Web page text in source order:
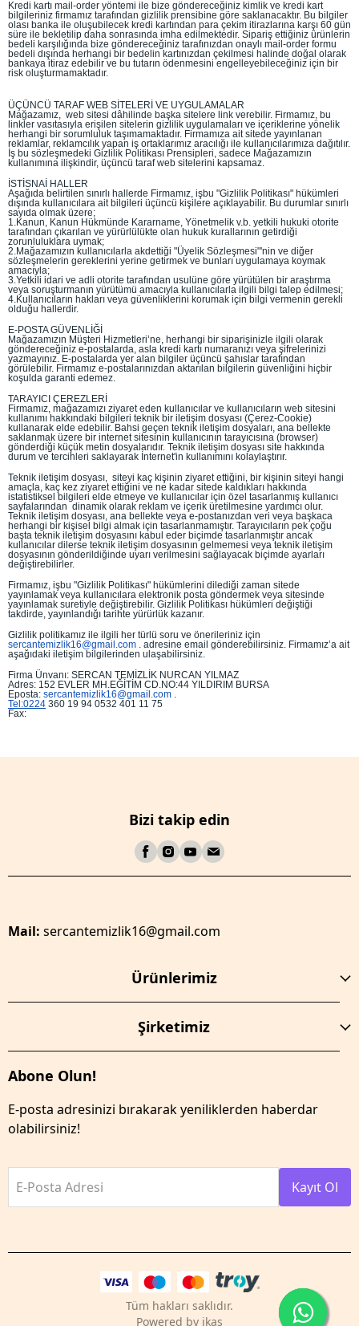
Kredi kartı mail-order yöntemi ile bize göndereceğiniz kimlik ve kredi kart
bilgileriniz firmamız tarafından gizlilik prensibine göre saklanacaktır. Bu bilgiler
olası banka ile oluşubilecek kredi kartından para çekim itirazlarına karşı 60 gün
süre ile bekletilip daha sonrasında imha edilmektedir. Sipariş ettiğiniz ürünlerin
bedeli karşılığında bize göndereceğiniz tarafınızdan onaylı mail-order formu
bedeli dışında herhangi bir bedelin kartınızdan çekilmesi halinde doğal olarak
bankaya itiraz edebilir ve bu tutarın ödenmesini engelleyebileceğiniz için bir
risk oluşturmamaktadır.
ÜÇÜNCÜ TARAF WEB SİTELERİ VE UYGULAMALAR
Mağazamız, web sitesi dâhilinde başka sitelere link verebilir. Firmamız, bu
linkler vasıtasıyla erişilen sitelerin gizlilik uygulamaları ve içeriklerine yönelik
herhangi bir sorumluluk taşımamaktadır. Firmamıza ait sitede yayınlanan
reklamlar, reklamcılık yapan iş ortaklarımız aracılığı ile kullanıcılarımıza dağıtılır.
İş bu sözleşmedeki Gizlilik Politikası Prensipleri, sadece Mağazamızın
kullanımına ilişkindir, üçüncü taraf web sitelerini kapsamaz.
İSTİSNAİ HALLER
Aşağıda belirtilen sınırlı hallerde Firmamız, işbu "Gizlilik Politikası" hükümleri
dışında kullanıcılara ait bilgileri üçüncü kişilere açıklayabilir. Bu durumlar sınırlı
sayıda olmak üzere;
1.Kanun, Kanun Hükmünde Kararname, Yönetmelik v.b. yetkili hukuki otorite
tarafından çıkarılan ve yürürlülükte olan hukuk kurallarının getirdiği
zorunluluklara uymak;
2.Mağazamızın kullanıcılarla akdettiği "Üyelik Sözleşmesi"'nin ve diğer
sözleşmelerin gereklerini yerine getirmek ve bunları uygulamaya koymak
amacıyla;
3.Yetkili idari ve adli otorite tarafından usulüne göre yürütülen bir araştırma
veya soruşturmanın yürütümü amacıyla kullanıcılarla ilgili bilgi talep edilmesi;
4.Kullanıcıların hakları veya güvenliklerini korumak için bilgi vermenin gerekli
olduğu hallerdir.
E-POSTA GÜVENLİĞİ
Mağazamızın Müşteri Hizmetleri’ne, herhangi bir siparişinizle ilgili olarak
göndereceğiniz e-postalarda, asla kredi kartı numaranızı veya şifrelerinizi
yazmayınız. E-postalarda yer alan bilgiler üçüncü şahıslar tarafından
görülebilir. Firmamız e-postalarınızdan aktarılan bilgilerin güvenliğini hiçbir
koşulda garanti edemez.
TARAYICI ÇEREZLERİ
Firmamız, mağazamızı ziyaret eden kullanıcılar ve kullanıcıların web sitesini
kullanımı hakkındaki bilgileri teknik bir iletişim dosyası (Çerez-Cookie)
kullanarak elde edebilir. Bahsi geçen teknik iletişim dosyaları, ana bellekte
saklanmak üzere bir internet sitesinin kullanıcının tarayıcısına (browser)
gönderdiği küçük metin dosyalarıdır. Teknik iletişim dosyası site hakkında
durum ve tercihleri saklayarak İnternet'in kullanımını kolaylaştırır.
Teknik iletişim dosyası, siteyi kaç kişinin ziyaret ettiğini, bir kişinin siteyi hangi
amaçla, kaç kez ziyaret ettiğini ve ne kadar sitede kaldıkları hakkında
istatistiksel bilgileri elde etmeye ve kullanıcılar için özel tasarlanmış kullanıcı
sayfalarından dinamik olarak reklam ve içerik üretilmesine yardımcı olur.
Teknik iletişim dosyası, ana bellekte veya e-postanızdan veri veya başkaca
herhangi bir kişisel bilgi almak için tasarlanmamıştır. Tarayıcıların pek çoğu
başta teknik iletişim dosyasını kabul eder biçimde tasarlanmıştır ancak
kullanıcılar dilerse teknik iletişim dosyasının gelmemesi veya teknik iletişim
dosyasının gönderildiğinde uyarı verilmesini sağlayacak biçimde ayarları
değiştirebilirler.
Firmamız, işbu "Gizlilik Politikası" hükümlerini dilediği zaman sitede
yayınlamak veya kullanıcılara elektronik posta göndermek veya sitesinde
yayınlamak suretiyle değiştirebilir. Gizlilik Politikası hükümleri değiştiği
takdirde, yayınlandığı tarihte yürürlük kazanır.
Gizlilik politikamız ile ilgili her türlü soru ve önerileriniz için
sercantemizlik16@gmail.com . adresine email gönderebilirsiniz. Firmamız’a ait
aşağıdaki iletişim bilgilerinden ulaşabilirsiniz.
Firma Ünvanı: SERCAN TEMİZLİK NURCAN YILMAZ
Adres: 152 EVLER MH.EĞİTİM CD.NO:44 YILDIRIM BURSA
Eposta: sercantemizlik16@gmail.com
Tel:0224 360 19 94 0532 401 11 75
Fax:
Bizi takip edin
Mail: sercantemizlik16@gmail.com
Ürünlerimiz
Şirketimiz
Abone Olun!
E-posta adresinizi bırakarak yeniliklerden haberdar
olabilirsiniz!
E-Posta Adresi Kayıt Ol
Tüm hakları saklıdır.
Powered by ikas